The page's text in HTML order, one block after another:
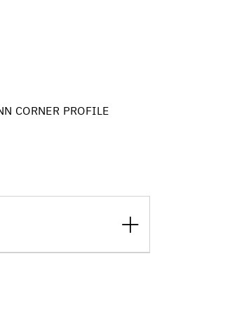
CORNER PROFILE